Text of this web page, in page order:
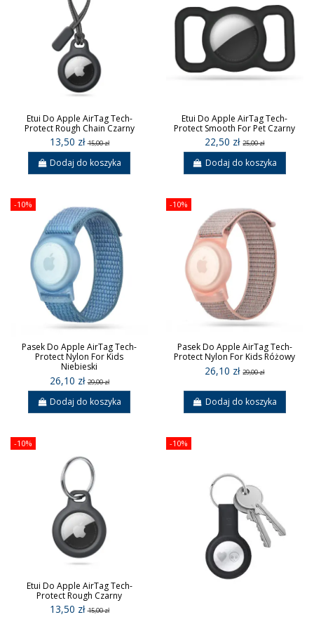
Etui Do Apple AirTag Tech-
Protect Rough Chain Czarny
13,50 zł15,00 zł
Dodaj do koszyka
Etui Do Apple AirTag Tech-
Protect Smooth For Pet Czarny
22,50 zł25,00 zł
Dodaj do koszyka
-10%
Pasek Do Apple AirTag Tech-
Protect Nylon For Kids
Niebieski
26,10 zł29,00 zł
Dodaj do koszyka
-10%
Pasek Do Apple AirTag Tech-
Protect Nylon For Kids Różowy
26,10 zł29,00 zł
Dodaj do koszyka
-10%
Etui Do Apple AirTag Tech-
Protect Rough Czarny
13,50 zł15,00 zł
-10%